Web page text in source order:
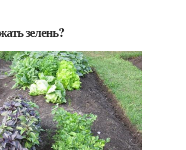
зелень?